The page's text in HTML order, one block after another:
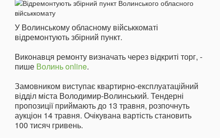
У Волинському обласному військкоматі
відремонтують збірний пункт.
Виконавця ремонту визначать через відкриті торг, -
пише Волинь online.
Замовником виступає квартирно-експлуатаційний
відділ міста Володимир-Волинський. Тендерні
пропозиції приймають до 13 травня, розпочнуть
аукціон 14 травня. Очікувана вартість становить
100 тисяч гривень.